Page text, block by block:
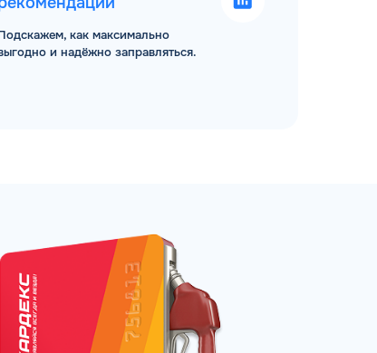
как максимально
и надёжно заправляться.
по МСК